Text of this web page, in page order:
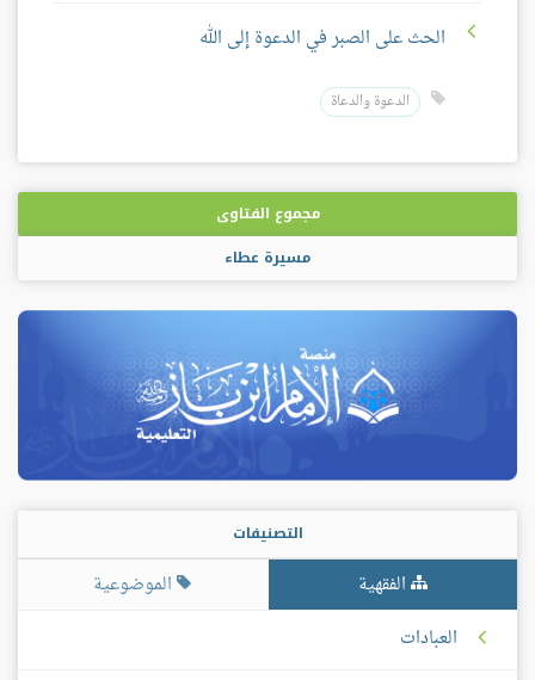
الحث على الصبر في الدعوة إلى الله
الدعوة والدعاة
مجموع الفتاوى
مسيرة عطاء
التصنيفات
الفقهية
الموضوعية
العبادات